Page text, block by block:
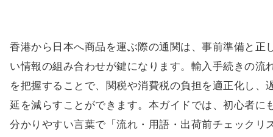
香港から日本へ商品を運ぶ際の通関は、事前準備と正
い情報の組み合わせが鍵になります。輸入手続きの流
を把握することで、関税や消費税の負担を適正化し、
延を減らすことができます。本ガイドでは、初心者に
分かりやすい言葉で「流れ・用語・出荷前チェックリ